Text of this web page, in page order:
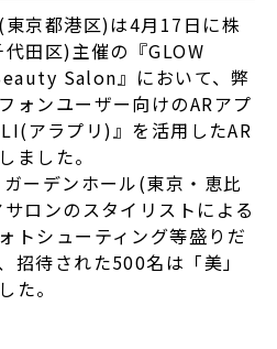
京都港区)は4月17日に株
田区)主催の『GLOW
Salon』において、弊
ォンユーザー向けのARアプ
アラプリ)』を活用したAR
ました。
ーデンホール(東京・恵比
ロンのスタイリストによる
トシューティング等盛りだ
招待された500名は「美」
た。